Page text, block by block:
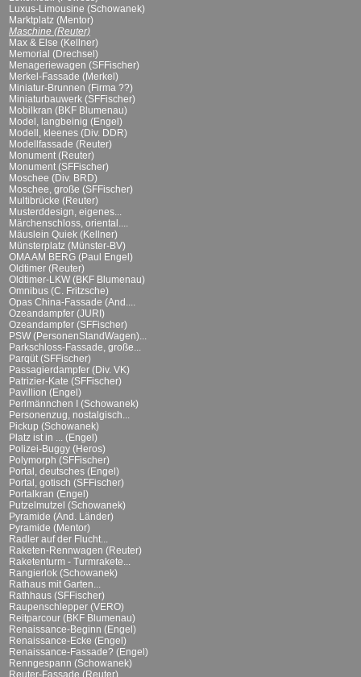
Luxus-Limousine (Schowanek)
Marktplatz (Mentor)
Maschine (Reuter)
Max & Else (Kellner)
Memorial (Drechsel)
Menageriewagen (SFFischer)
Merkel-Fassade (Merkel)
Miniatur-Brunnen (Firma ??)
Miniaturbauwerk (SFFischer)
Mobilkran (BKF Blumenau)
Model, langbeinig (Engel)
Modell, kleenes (Div. DDR)
Modellfassade (Reuter)
Monument (Reuter)
Monument (SFFischer)
Moschee (Div. BRD)
Moschee, große (SFFischer)
Multibrücke (Reuter)
Musterddesign, eigenes...
Märchenschloss, oriental....
Mäuslein Quiek (Kellner)
Münsterplatz (Münster-BV)
OMA AM BERG (Paul Engel)
Oldtimer (Reuter)
Oldtimer-LKW (BKF Blumenau)
Omnibus (C. Fritzsche)
Opas China-Fassade (And....
Ozeandampfer (JURI)
Ozeandampfer (SFFischer)
PSW (PersonenStandWagen)...
Parkschloss-Fassade, große...
Parqüt (SFFischer)
Passagierdampfer (Div. VK)
Patrizier-Kate (SFFischer)
Pavillion (Engel)
Perlmännchen I (Schowanek)
Personenzug, nostalgisch...
Pickup (Schowanek)
Platz ist in ... (Engel)
Polizei-Buggy (Heros)
Polymorph (SFFischer)
Portal, deutsches (Engel)
Portal, gotisch (SFFischer)
Portalkran (Engel)
Putzelmutzel (Schowanek)
Pyramide (And. Länder)
Pyramide (Mentor)
Radler auf der Flucht...
Raketen-Rennwagen (Reuter)
Raketenturm - Turmrakete...
Rangierlok (Schowanek)
Rathaus mit Garten...
Rathhaus (SFFischer)
Raupenschlepper (VERO)
Reitparcour (BKF Blumenau)
Renaissance-Beginn (Engel)
Renaissance-Ecke (Engel)
Renaissance-Fassade? (Engel)
Renngespann (Schowanek)
Reuter-Fassade (Reuter)